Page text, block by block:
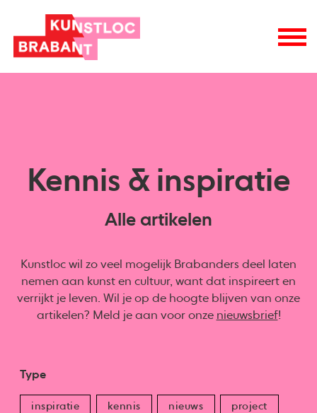
Kennis & inspiratie
Alle artikelen
Kunstloc wil zo veel mogelijk Brabanders deel laten
nemen aan kunst en cultuur, want dat inspireert en
verrijkt je leven. Wil je op de hoogte blijven van onze
artikelen? Meld je aan voor onze nieuwsbrief!
Type
inspiratie kennis nieuws project